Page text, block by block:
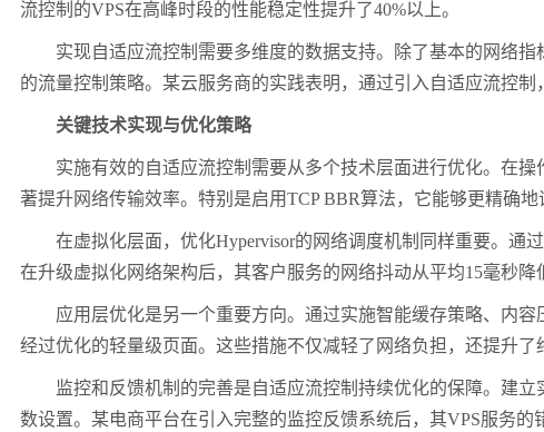
流控制的VPS在高峰时段的性能稳定性提升了40%以上。
实现自适应流控制需要多维度的数据支持。除了基本的网络
的流量控制策略。某云服务商的实践表明，通过引入自适应流控制
关键技术实现与优化策略
实施有效的自适应流控制需要从多个技术层面进行优化。在操
著提升网络传输效率。特别是启用TCP BBR算法，它能够更精确地
在虚拟化层面，优化Hypervisor的网络调度机制同样重要。通
在升级虚拟化网络架构后，其客户服务的网络抖动从平均15毫秒降
应用层优化是另一个重要方向。通过实施智能缓存策略、内
经过优化的轻量级页面。这些措施不仅减轻了网络负担，还提升了
监控和反馈机制的完善是自适应流控制持续优化的保障。建
数设置。某电商平台在引入完整的监控反馈系统后，其VPS服务的